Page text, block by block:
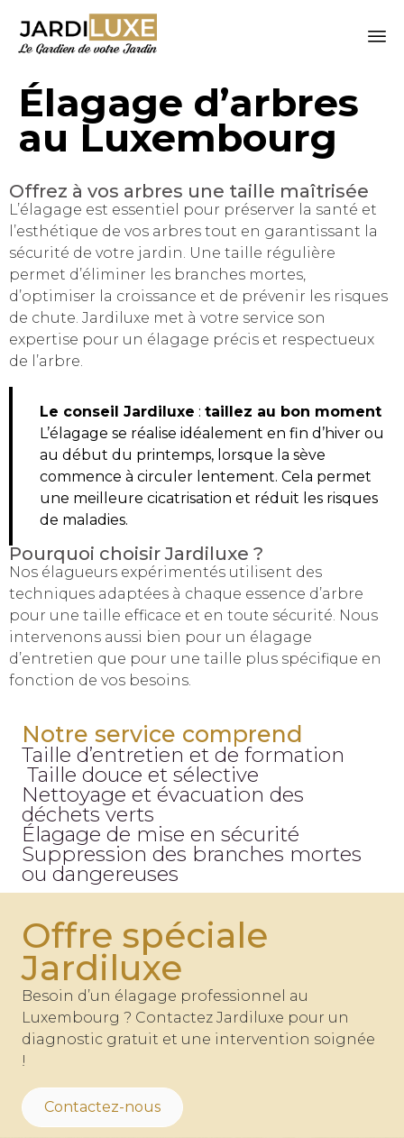
Élagage d’arbres
au Luxembourg
Offrez à vos arbres une taille maîtrisée
L’élagage est essentiel pour préserver la santé et
l’esthétique de vos arbres tout en garantissant la
sécurité de votre jardin. Une taille régulière
permet d’éliminer les branches mortes,
d’optimiser la croissance et de prévenir les risques
de chute. Jardiluxe met à votre service son
expertise pour un élagage précis et respectueux
de l’arbre.
Le conseil Jardiluxe : taillez au bon moment
L’élagage se réalise idéalement en fin d’hiver ou
au début du printemps, lorsque la sève
commence à circuler lentement. Cela permet
une meilleure cicatrisation et réduit les risques
de maladies.
Pourquoi choisir Jardiluxe ?
Nos élagueurs expérimentés utilisent des
techniques adaptées à chaque essence d’arbre
pour une taille efficace et en toute sécurité. Nous
intervenons aussi bien pour un élagage
d’entretien que pour une taille plus spécifique en
fonction de vos besoins.
Notre service comprend
Taille d’entretien et de formation
Taille douce et sélective
Nettoyage et évacuation des
déchets verts
Élagage de mise en sécurité
Suppression des branches mortes
ou dangereuses
Offre spéciale
Jardiluxe
Besoin d’un élagage professionnel au
Luxembourg ? Contactez Jardiluxe pour un
diagnostic gratuit et une intervention soignée
!
Contactez-nous